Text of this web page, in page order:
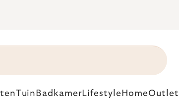
Tuin BadkamerLifestyle HomeOutlet